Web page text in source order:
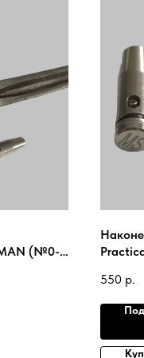
(№0-
550 р.